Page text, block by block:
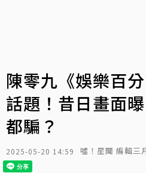
陳零九《娛樂百
話題！昔日畫面
都騙？
2025-05-20 14:59 噓！星聞 編輯三